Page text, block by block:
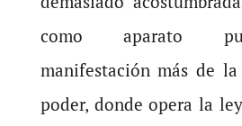
como aparato
manifestación más de
poder, donde opera la